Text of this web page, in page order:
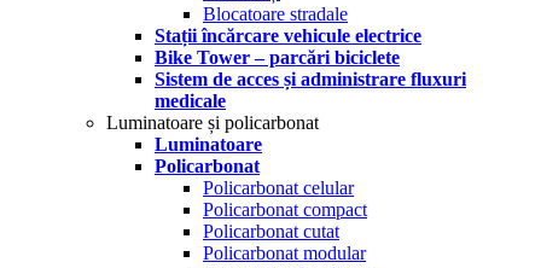
Blocatoare stradale
Stații încărcare vehicule electrice
Bike Tower – parcări biciclete
Sistem de acces și administrare fluxuri
medicale
Luminatoare și policarbonat
Luminatoare
Policarbonat
Policarbonat celular
Policarbonat compact
Policarbonat cutat
Policarbonat modular